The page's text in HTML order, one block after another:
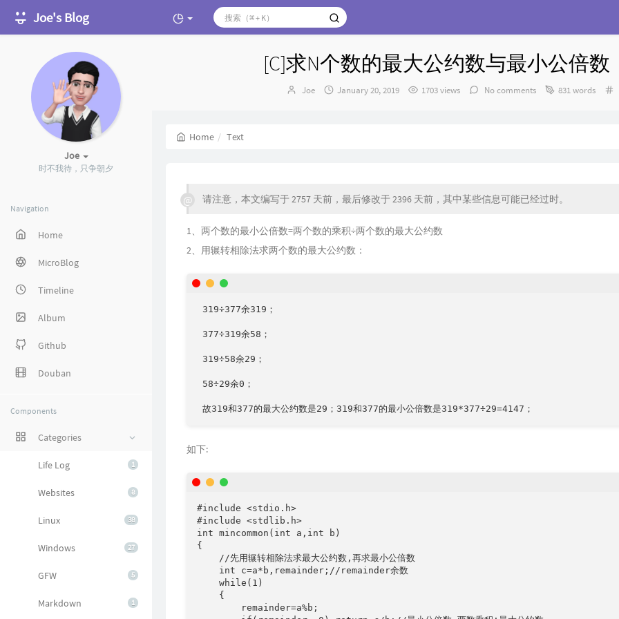
Joe's Blog
Joe
时不我待，只争朝夕
Navigation
Home
MicroBlog
Timeline
Album
Github
Douban
Components
Categories
1
Life Log
8
Websites
38
Linux
27
Windows
5
GFW
1
Markdown
[C]求N个数的最大公约数与最小公倍数
Author：
Joe
发
January 20, 2019 1703 views No comments 831 words
Home Text
请注意，本文编写于 2757 天前，最后修改于 2396 天前，其中某些信息可能已经过时。
1、两个数的最小公倍数=两个数的乘积÷两个数的最大公约数
2、用辗转相除法求两个数的最大公约数：
319÷377余319；
377÷319余58；
319÷58余29；
58÷29余0；
如下:
#include <stdio.h>
#include <stdlib.h>
int mincommon(int a,int b)
{
    //先用辗转相除法求最大公约数,再求最小公倍数
    int c=a*b,remainder;//remainder余数
    while(1)
    {
        remainder=a%b;